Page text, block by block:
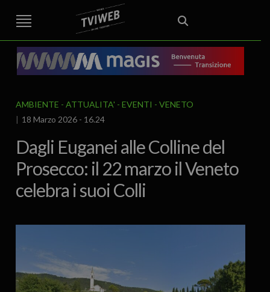
STREET TG CRONACA VENETO
VICENZA E PROVINCIA
AREA BERICA
ECONOMIA ATTUALITA’ POLITICA
EDITORIALE ITALIA E MONDO CURIOSITÀ – LIFESTYLE
CULTURA ARTE
SPORT
IL GRAFFIO FOOD & DRINK
AMBIENTE ATTUALITA' EVENTI
VENETO
18 Marzo 2026 - 16.24
Dagli Euganei alle Colline del
Prosecco: il 22 marzo il Veneto
celebra i suoi Colli